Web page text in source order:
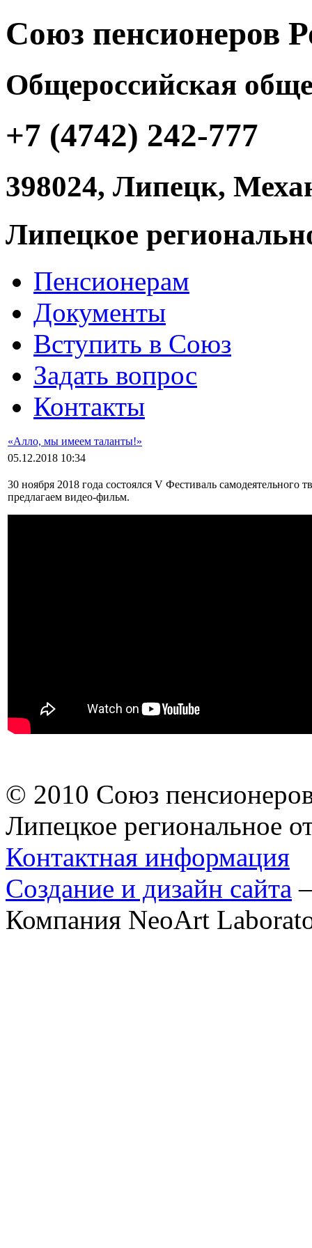
Союз пенсионеров
Общероссийская
+7 (4742) 242-777
398024, Липецк,
Липецкое
Пенсионерам
Документы
Вступить в Cоюз
Задать вопрос
Контакты
«Алло, мы имеем таланты!»
05.12.2018 10:34
30 ноября 2018 года состоялся V Фестиваль
предлагаем видео-фильм.
© 2010 Союз
Липецкое региональное
Контактная информация
Создание и дизайн сайта
Компания NeoArt